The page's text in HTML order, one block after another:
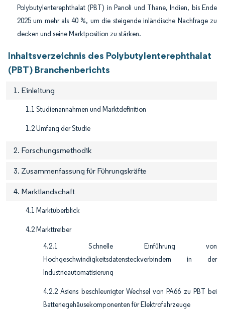
Polybutylenterephthalat (PBT) in Panoli und Thane, Indien, bis Ende
2025 um mehr als 40 %, um die steigende inländische Nachfrage zu
decken und seine Marktposition zu stärken.
Inhaltsverzeichnis des Polybutylenterephthalat
(PBT) Branchenberichts
1. Einleitung
1.1 Studienannahmen und Marktdefinition
1.2 Umfang der Studie
2. Forschungsmethodik
3. Zusammenfassung für Führungskräfte
4. Marktlandschaft
4.1 Marktüberblick
4.2 Markttreiber
4.2.1 Schnelle Einführung von
Hochgeschwindigkeitsdatensteckverbindern in der
Industrieautomatisierung
4.2.2 Asiens beschleunigter Wechsel von PA66 zu PBT bei
Batteriegehäusekomponenten für Elektrofahrzeuge